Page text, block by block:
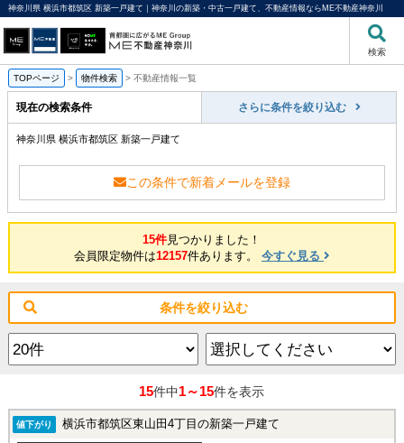
神奈川県 横浜市都筑区 新築一戸建て｜神奈川の新築・中古一戸建て、不動産情報ならME不動産神奈川
検索
TOPページ > 物件検索 > 不動産情報一覧
現在の検索条件 さらに条件を絞り込む
神奈川県 横浜市都筑区 新築一戸建て
この条件で新着メールを登録
15件見つかりました！
会員限定物件は12157件あります。 今すぐ見る
条件を絞り込む
15件中1～15件を表示
値下がり 横浜市都筑区東山田4丁目の新築一戸建て